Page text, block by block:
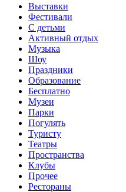
Выставки
Фестивали
С детьми
Активный отдых
Музыка
Шоу
Праздники
Образование
Бесплатно
Музеи
Парки
Погулять
Туристу
Театры
Пространства
Клубы
Прочее
Рестораны